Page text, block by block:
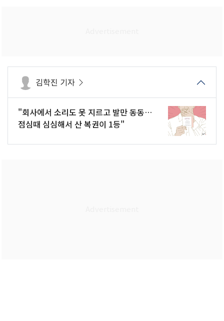
김학진 기자
"회사에서 소리도 못 지르고 발만 동동…
점심때 심심해서 산 복권이 1등"